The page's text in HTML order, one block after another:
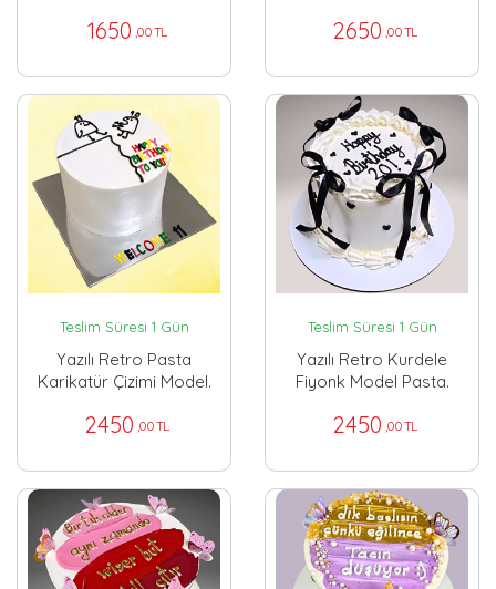
1650 ,00 TL 2650 ,00 TL
Teslim Süresi 1 Gün
Yazılı Retro Pasta
Karikatür Çizimi Model.
2450 ,00 TL
Teslim Süresi 1 Gün
Yazılı Retro Kurdele
Fiyonk Model Pasta.
2450 ,00 TL